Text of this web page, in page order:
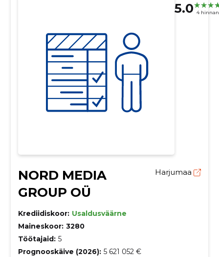
5.0 4
NORD MEDIA
GROUP OÜ
Harjumaa
Krediidiskoor: Usaldusväärne
Maineskoor: 3280
Töötajaid: 5
Prognooskäive (2026): 5 621 052 €